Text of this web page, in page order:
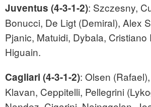
Juventus (4-3-1-2): Szczesny,
Bonucci, De Ligt (Demiral), Alex
Pjanic, Matuidi, Dybala, Cristiano
Higuain.
Cagliari (4-3-1-2): Olsen
Klavan, Ceppitelli, Pellegrini